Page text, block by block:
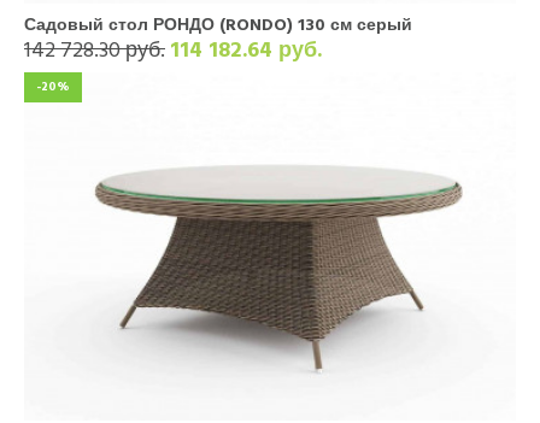
Садовый стол РОНДО (RONDO) 130 см серый
142 728.30 руб.114 182.64 руб.
-20%